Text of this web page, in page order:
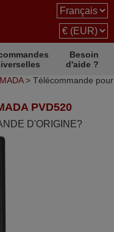
Besoin
d'aide ?
> Télécommande pour
PVD520
D'ORIGINE?